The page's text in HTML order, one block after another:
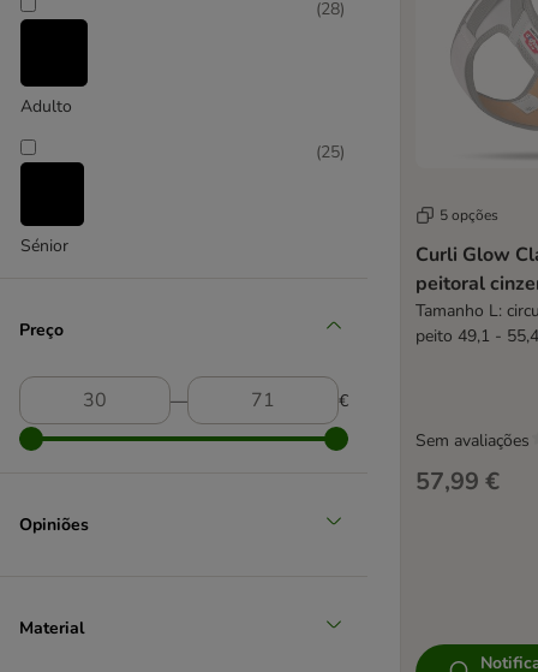
Grande 26 - 44 kg
Adulto
(28)
Sénior
(25)
Preço
― €
Opiniões
Material
5 opções
Curli Glow
peitoral
Tamanho L:
peito 49,1 -
57,99 €
Sem avaliações